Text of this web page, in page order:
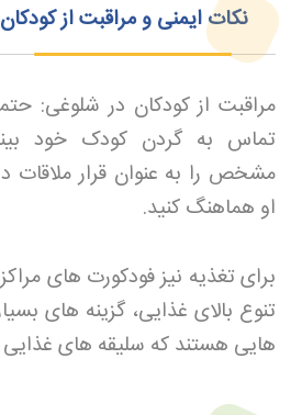
نکات ایمنی و مراقبت از کودکان
مراقبت از کودکان در شلوغی:
تماس به گردن کودک خود
مشخص را به عنوان قرار ملاقات
او هماهنگ کنید.
برای تغذیه نیز فودکورت های
تنوع بالای غذایی، گزینه های
هایی هستند که سلیقه های غذایی